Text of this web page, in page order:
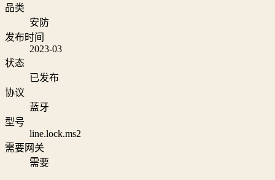
品类
安防
发布时间
2023-03
状态
已发布
协议
蓝牙
型号
line.lock.ms2
需要网关
需要